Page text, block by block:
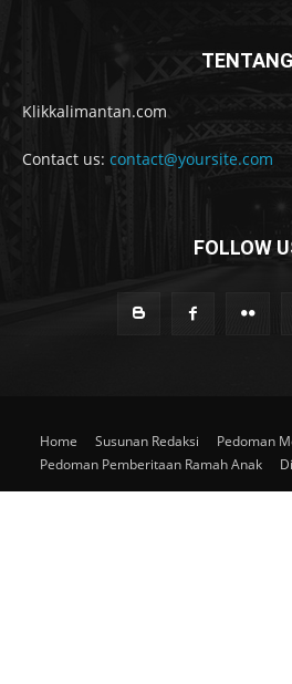
TENTANG
Klikkalimantan.com
Contact us: contact@yoursite.com
FOLLOW
Home Susunan Redaksi
Pedoman
Pedoman Pemberitaan Ramah Anak